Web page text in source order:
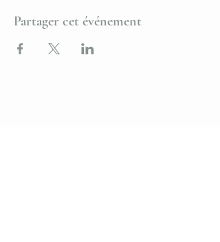
Partager cet événement